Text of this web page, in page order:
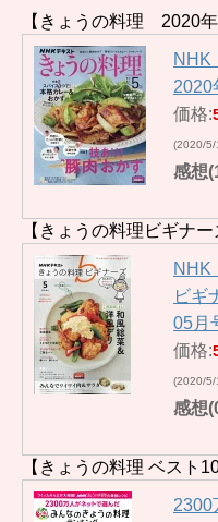
【きょうの料理 2020年
NHK
2020
価格:
(2020/5/
感想
【きょうの料理ビギナ
NHK
ビギ
05月
価格:
(2020/5/
感想
【きょうの料理 ベスト
2300